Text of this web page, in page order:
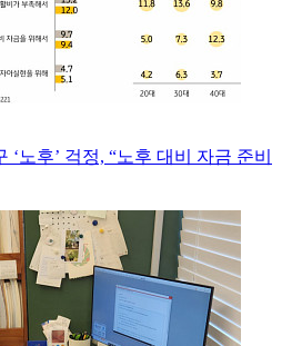
‘노후’ 걱정, “노후 대비 자금 준비